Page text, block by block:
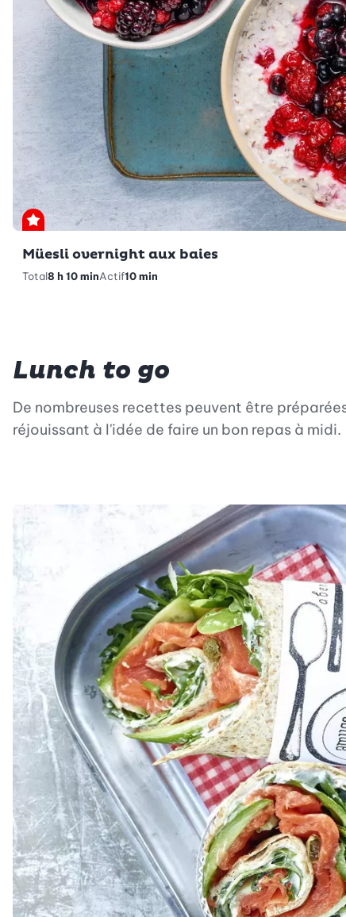
Premium
Müesli overnight aux baies
Total8 h 10 minActif10 min
Lunch to go
De nombreuses recettes peuvent être
réjouissant à l'idée de faire un bon repas à midi.